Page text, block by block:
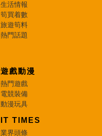
生活情報
筍買着數
旅遊筍料
熱門話題
遊戲動漫
熱門遊戲
電競裝備
動漫玩具
IT TIMES
業界頭條